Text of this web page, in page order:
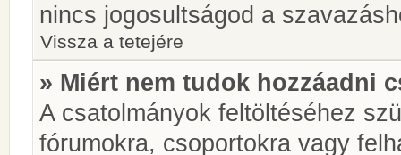
nincs jogosultságod a
Vissza a tetejére
» Miért nem tudok hozzáadni
A csatolmányok feltöltéséhez
fórumokra, csoportokra vagy